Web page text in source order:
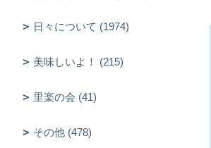
日々について (1974)
美味しいよ！ (215)
里楽の会 (41)
その他 (478)